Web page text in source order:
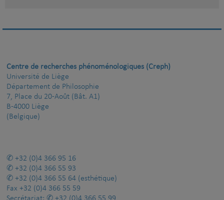
Centre de recherches phénoménologiques (Creph)
Université de Liège
Département de Philosophie
7, Place du 20-Août (Bât. A1)
B-4000 Liège
(Belgique)
+32 (0)4 366 95 16
+32 (0)4 366 55 93
+32 (0)4 366 55 64 (esthétique)
Fax +32 (0)4 366 55 59